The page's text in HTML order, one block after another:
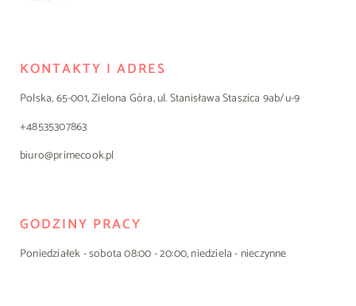
KONTAKTY I ADRES
Polska, 65-001, Zielona Góra, ul. Stanisława Staszica 9ab/u-9
+48535307863
biuro@primecook.pl
GODZINY PRACY
Poniedziałek - sobota 08:00 - 20:00, niedziela - nieczynne